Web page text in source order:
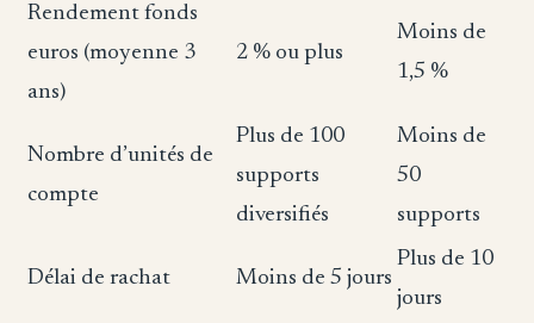
Rendement fonds
euros (moyenne 3
ans)
2 % ou plus
Moins de
1,5 %
Nombre d’unités de
compte
Plus de 100
supports
diversifiés
Moins de
50
supports
Délai de rachat Moins de 5 jours
Plus de 10
jours